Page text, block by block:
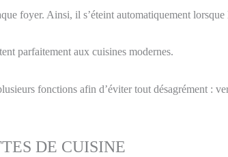
foyer. Ainsi, il s’éteint automatiquement lorsque
parfaitement aux cuisines modernes.
fonctions afin d’éviter tout désagrément :
DE CUISINE